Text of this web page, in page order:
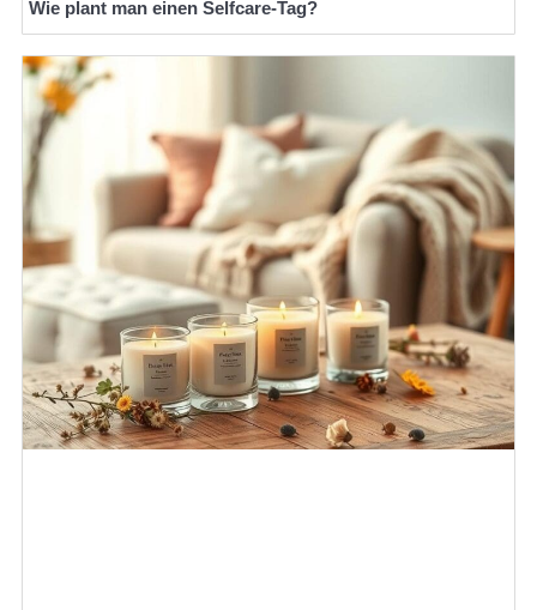
Wie plant man einen Selfcare-Tag?